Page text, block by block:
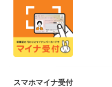
スマホマイナ受付